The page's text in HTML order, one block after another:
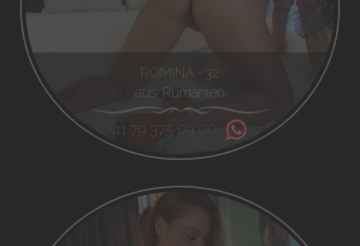
ROMINA - 32
aus Rumänien
+41 79 375 09 00